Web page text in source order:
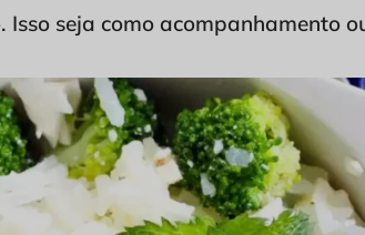
seja como acompanhamento